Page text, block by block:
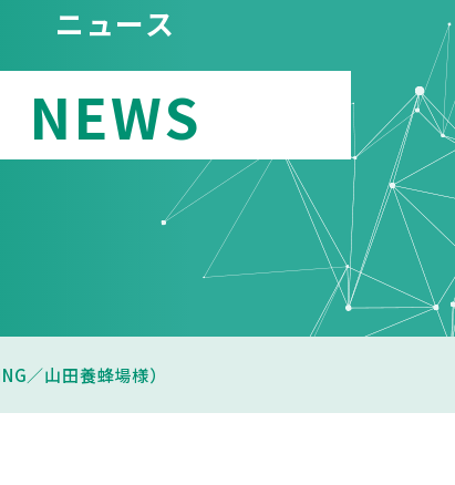
ニュース
NEWS
／山田養蜂場様）